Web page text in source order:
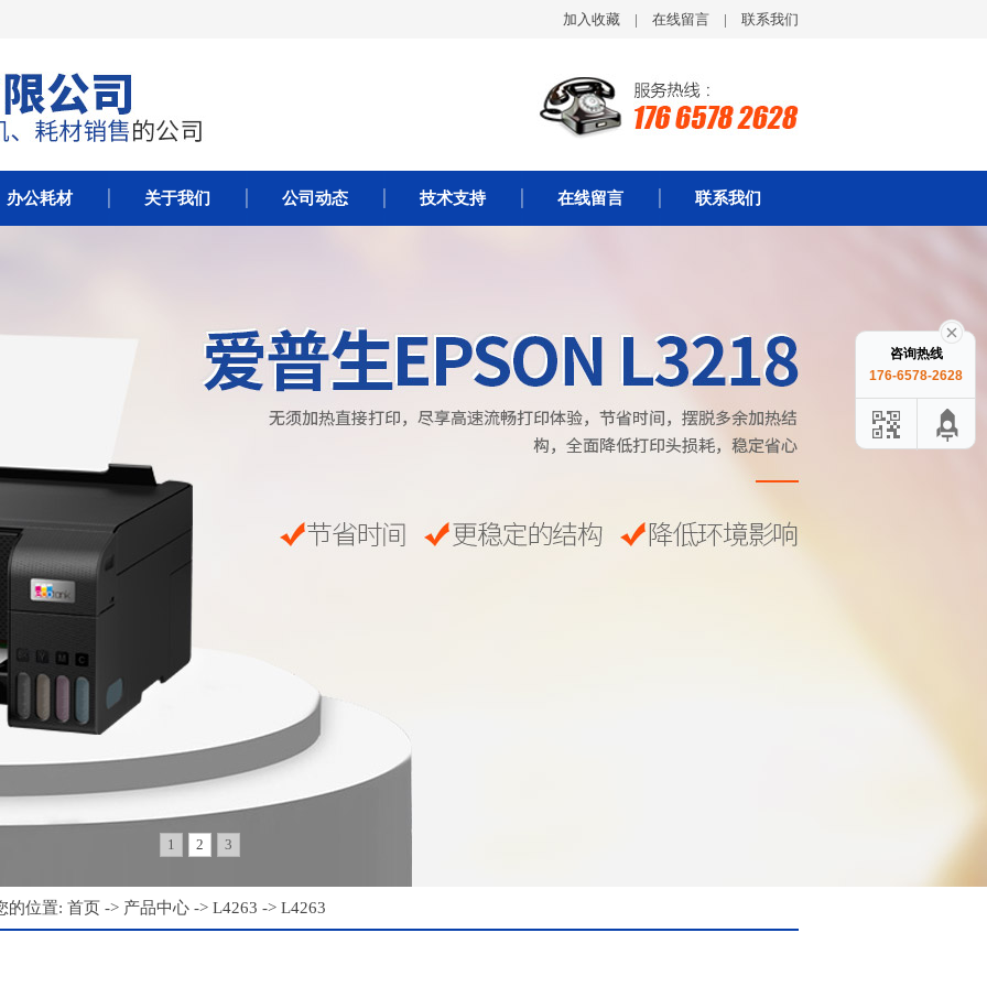
加入收藏 | 在线留言 | 联系我们
办公耗材 关于我们 公司动态 技术支持 在线留言 联系我们
1 2 3
的位置: 首页 -> 产品中心 -> L4263 -> L4263
咨询热线
176-6578-2628